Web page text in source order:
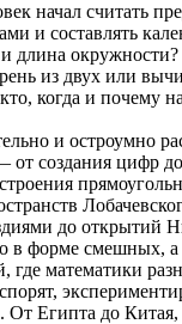
начал считать
и составлять
длина
из двух или
когда и почему
и остроумно
от создания цифр
до открытий
в форме смешных, а
где математики
От Египта до